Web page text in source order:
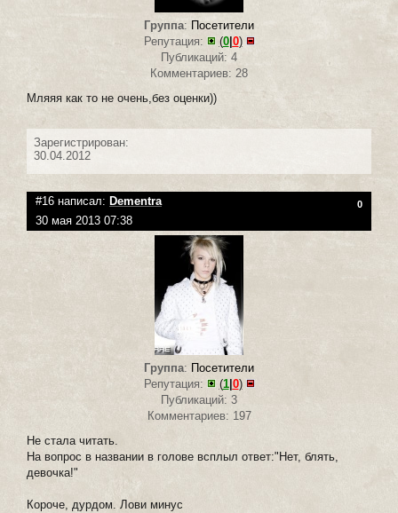
Группа: Посетители
Репутация:
(0| 0)
Публикаций: 4
Комментариев: 28
Мляяя как то не очень,без оценки))
Зарегистрирован:
30.04.2012
#16 написал: Dementra 0
30 мая 2013 07:38
Группа: Посетители
Репутация:
(1| 0)
Публикаций: 3
Комментариев: 197
Не стала читать.
На вопрос в названии в голове всплыл ответ:"Нет, блять,
девочка!"
Короче, дурдом. Лови минус